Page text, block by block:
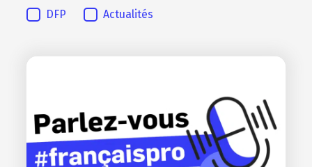
DFP
Actualités